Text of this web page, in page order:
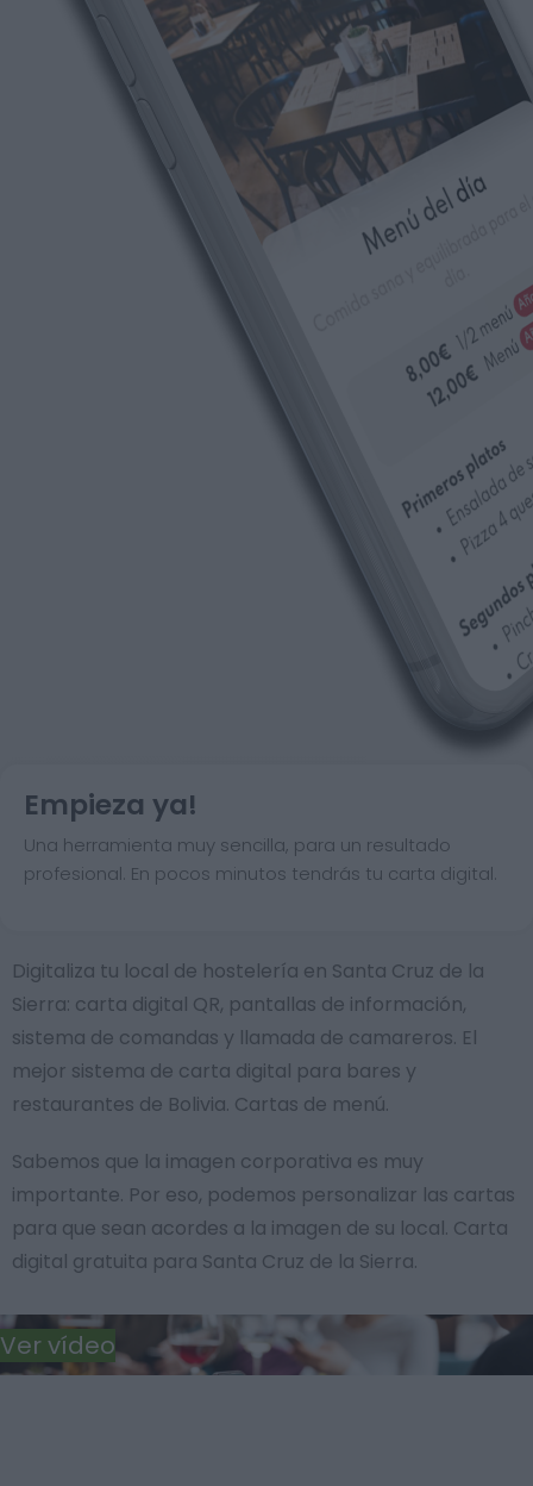
Empieza ya!
Una herramienta muy sencilla, para un resultado
profesional. En pocos minutos tendrás tu carta digital.
Digitaliza tu local de hostelería en Santa Cruz de la
Sierra: carta digital QR, pantallas de información,
sistema de comandas y llamada de camareros. El
mejor sistema de carta digital para bares y
restaurantes de Bolivia. Cartas de menú.
Sabemos que la imagen corporativa es muy
importante. Por eso, podemos personalizar las cartas
para que sean acordes a la imagen de su local. Carta
digital gratuita para Santa Cruz de la Sierra.
Ver vídeo